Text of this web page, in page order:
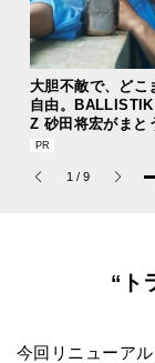
大胆不敵で、どこ
自由。
Z 砂田将宏がまと
CHの新作フレグラ
ナム パルファム」
1 / 9
“ト
今回リニューア